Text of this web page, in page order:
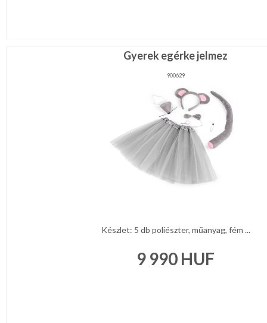
Gyerek egérke jelmez
900629
Készlet: 5 db poliészter, műanyag, fém ...
9 990 HUF